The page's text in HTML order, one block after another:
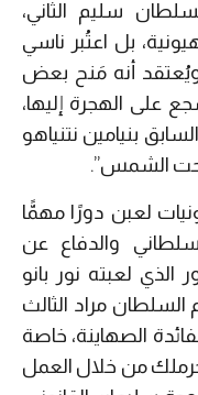
سليم الثاني،
بل اعتُبر ناسي
أنه مَنح بعض
على الهجرة إليها،
بنيامين نتنياهو
تحت الشمس”.
لعبن دورًا مهمًّا
والدفاع عن
الذي لعبته نور بانو
السلطان مراد الثالث
الصهاينة، خاصة
من خلال العمل